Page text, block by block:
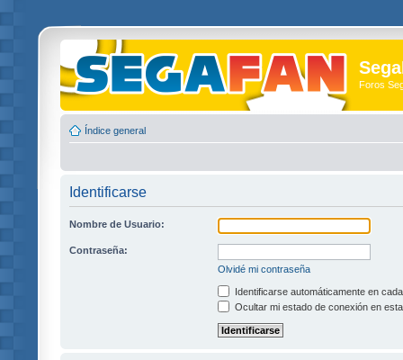
Foros
Índice general
Identificarse
Nombre de Usuario:
Contraseña:
Olvidé mi contraseña
Identificarse automáticamente en
Ocultar mi estado de conexión en